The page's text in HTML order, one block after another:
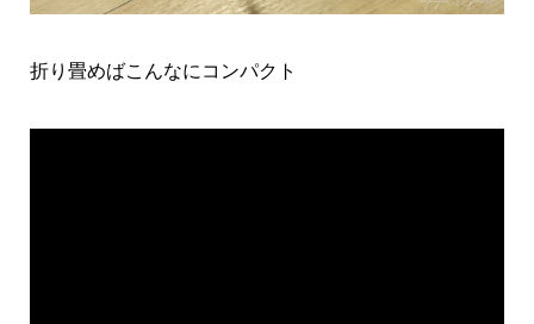
折り畳めばこんなにコンパクト